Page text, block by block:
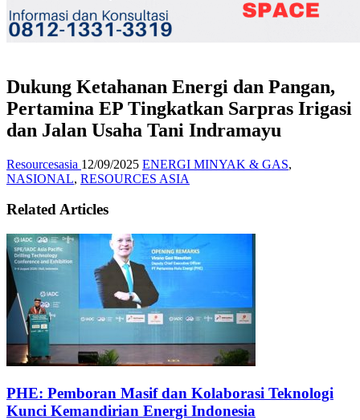
Dukung Ketahanan Energi dan Pangan,
Pertamina EP Tingkatkan Sarpras Irigasi
dan Jalan Usaha Tani Indramayu
Resourcesasia 12/09/2025 ENERGI MINYAK & GAS,
NASIONAL, RESOURCES ASIA
Related Articles
PHE: Pemboran Masif dan Kolaborasi Teknologi
Kunci Kemandirian Energi Indonesia